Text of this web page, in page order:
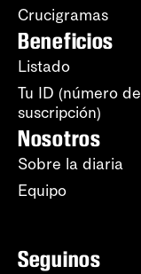
Crucigramas
Beneficios
Listado
Tu ID (número de
suscripción)
Nosotros
Sobre la diaria
Equipo
Seguinos